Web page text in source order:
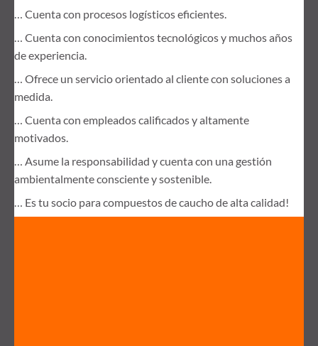
… Cuenta con procesos logísticos eficientes.
… Cuenta con conocimientos tecnológicos y muchos años
de experiencia.
… Ofrece un servicio orientado al cliente con soluciones a
medida.
… Cuenta con empleados calificados y altamente
motivados.
… Asume la responsabilidad y cuenta con una gestión
ambientalmente consciente y sostenible.
… Es tu socio para compuestos de caucho de alta calidad!